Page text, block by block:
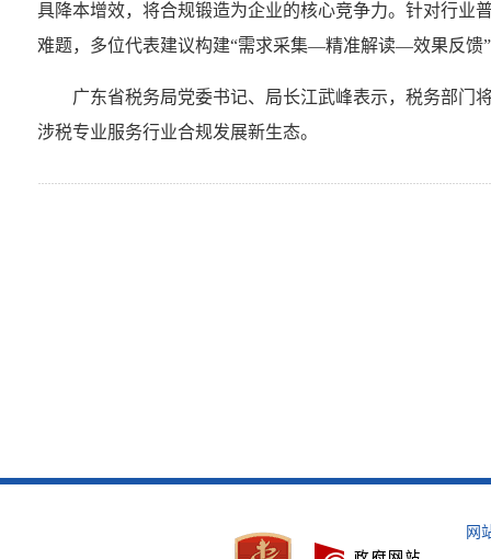
具降本增效，将合规锻造为企业的核心竞争力。针对行业
难题，多位代表建议构建“需求采集—精准解读—效果反馈
广东省税务局党委书记、局长江武峰表示，税务部门
涉税专业服务行业合规发展新生态。
网